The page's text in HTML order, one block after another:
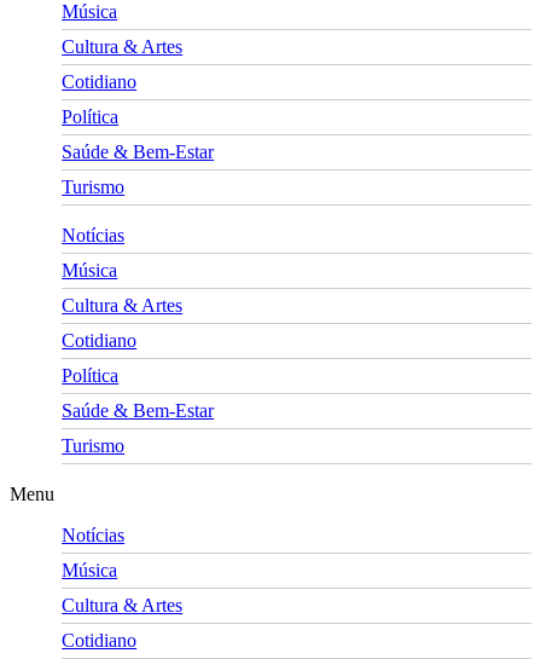
Música
Cultura & Artes
Cotidiano
Política
Saúde & Bem-Estar
Turismo
Notícias
Música
Cultura & Artes
Cotidiano
Política
Saúde & Bem-Estar
Turismo
Menu
Notícias
Música
Cultura & Artes
Cotidiano